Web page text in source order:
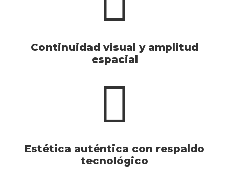
Continuidad visual y amplitud
espacial
Estética auténtica con respaldo
tecnológico